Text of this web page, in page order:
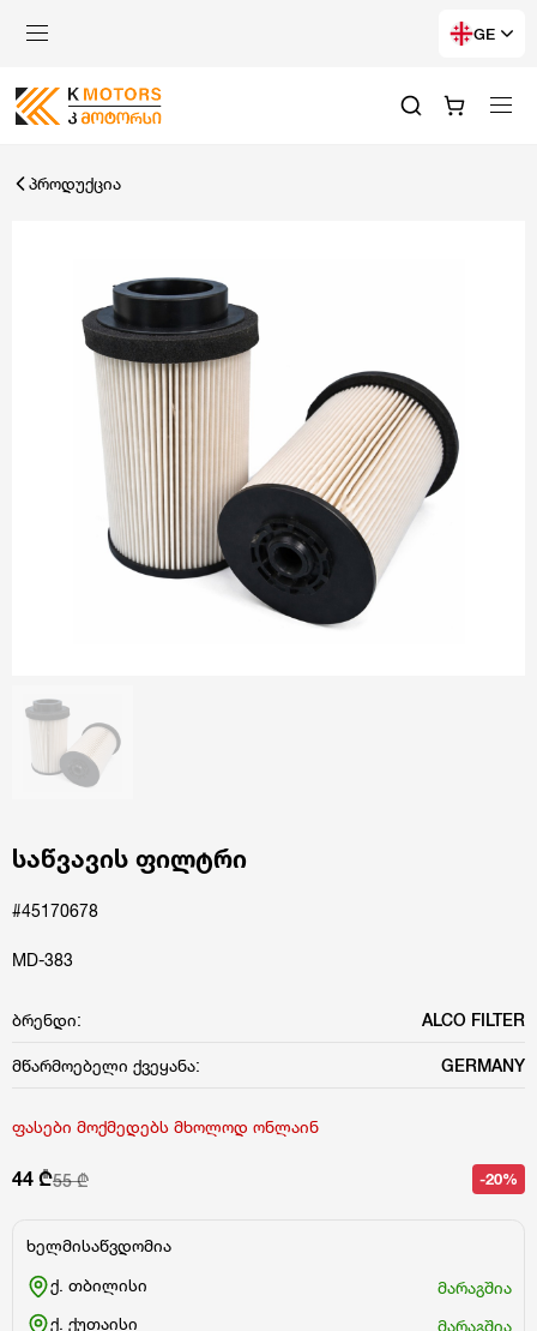
GE
პროდუქცია
საწვავის ფილტრი
#45170678
MD-383
ბრენდი: ALCO FILTER
მწარმოებელი ქვეყანა: GERMANY
ფასები მოქმედებს მხოლოდ ონლაინ
44 ₾55 ₾ -20%
ხელმისაწვდომია
ქ. თბილისი
მარაგშია
ქ. ქუთაისი
მარაგშია